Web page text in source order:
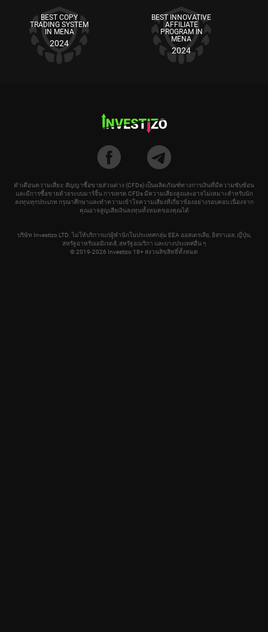
BEST COPY
TRADING SYSTEM
IN MENA
2024
BEST INNOVATIVE
AFFILIATE
PROGRAM IN
MENA
2024
คำเตือนความเสี่ยง: สัญญาซื้อขายส่วนต่าง (CFDs) เป็นผลิตภัณฑ์ทางการเงินที่มีความซับซ้อน
และมีการซื้อขายด้วยระบบมาร์จิ้น การเทรด CFDs มีความเสี่ยงสูงและอาจไม่เหมาะสำหรับนัก
ลงทุนทุกประเภท กรุณาศึกษาและทำความเข้าใจความเสี่ยงที่เกี่ยวข้องอย่างรอบคอบ เนื่องจาก
คุณอาจสูญเสียเงินลงทุนทั้งหมดของคุณได้
บริษัท Investizo LTD. ไม่ให้บริการแก่ผู้พำนักในประเทศกลุ่ม EEA ออสเตรเลีย, อิสราเอล, ญี่ปุ่น,
สหรัฐอาหรับเอมิเรตส์, สหรัฐอเมริกา และบางประเทศอื่น ๆ
© 2019-2026 Investizo 18+ สงวนลิขสิทธิ์ทั้งหมด